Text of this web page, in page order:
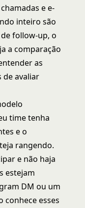
e e-
inteiro são
follow-up, o
a comparação
as
de avaliar
time tenha
e o
rangendo.
e não haja
estejam
DM ou um
conhece esses